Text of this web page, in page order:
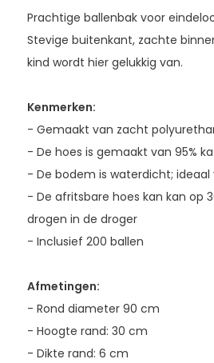
Prachtige ballenbak voor
Stevige buitenkant, zachte
kind wordt hier gelukkig van.
Kenmerken:
- Gemaakt van zacht
- De hoes is gemaakt van 95%
- De bodem is waterdicht;
- De afritsbare hoes kan kan op
drogen in de droger
- Inclusief 200 ballen
Afmetingen:
- Rond diameter 90 cm
- Hoogte rand: 30 cm
- Dikte rand: 6 cm